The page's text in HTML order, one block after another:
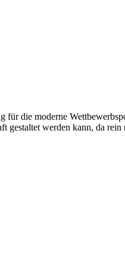
die moderne
werden kann, da